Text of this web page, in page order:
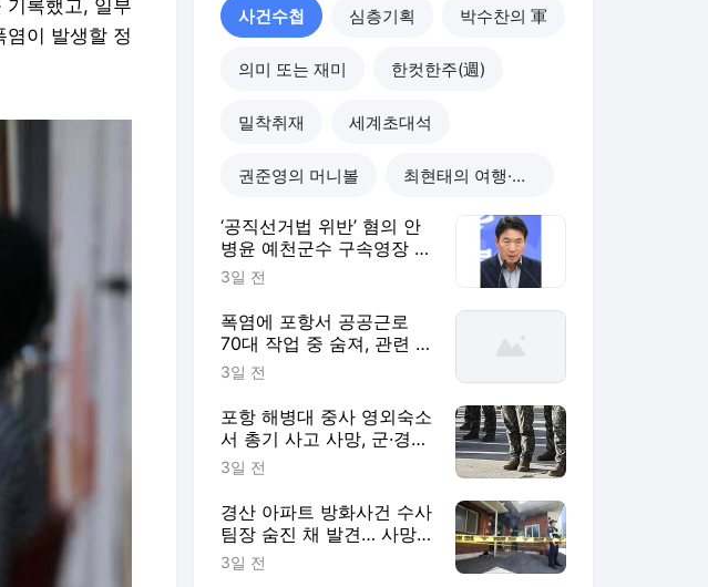
기록했고, 일부
이 발생할 정
사건수첩 심층기획 박수찬의 軍
의미 또는 재미 한컷한주(週)
밀착취재 세계초대석
권준영의 머니볼 최현태의 여행·와인홀릭
‘공직선거법 위반’ 혐의 안
병윤 예천군수 구속영장 기
각 [사건수첩]
3일 전
폭염에 포항서 공공근로
70대 작업 중 숨져, 관련 사
업 전면 중단 [사건수첩]
3일 전
포항 해병대 중사 영외숙소
서 총기 사고 사망, 군·경찰
수사 착수 [사건수첩]
3일 전
경산 아파트 방화사건 수사
팀장 숨진 채 발견… 사망
경위 조사 [사건수첩]
3일 전